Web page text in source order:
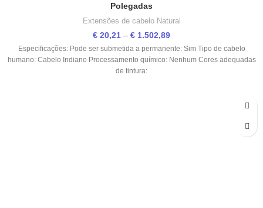
Polegadas
Extensões de cabelo Natural
€ 20,21 – € 1.502,89
Especificações: Pode ser submetida a permanente: Sim Tipo de cabelo
humano: Cabelo Indiano Processamento químico: Nenhum Cores adequadas
de tintura: